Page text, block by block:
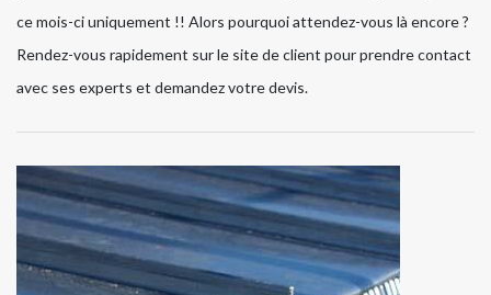
ce mois-ci uniquement !! Alors pourquoi attendez-vous là encore ?
Rendez-vous rapidement sur le site de client pour prendre contact
avec ses experts et demandez votre devis.